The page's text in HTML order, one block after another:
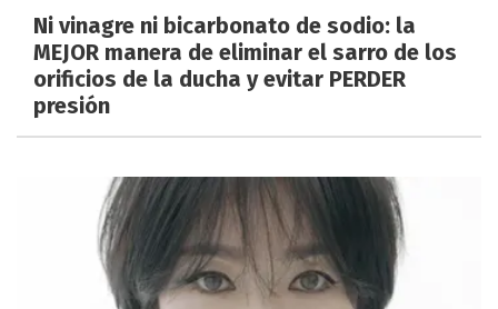
Ni vinagre ni bicarbonato de sodio: la
MEJOR manera de eliminar el sarro de los
orificios de la ducha y evitar PERDER
presión